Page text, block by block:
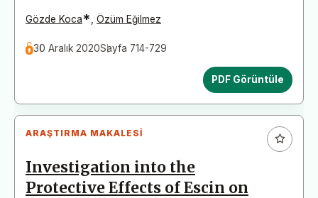
Gözde Koca* Özüm Eğilmez
30 Aralık 2020Sayfa 714-729
PDF Görüntüle
ARAŞTIRMA MAKALESI
Investigation into the
Protective Effects of Escin on